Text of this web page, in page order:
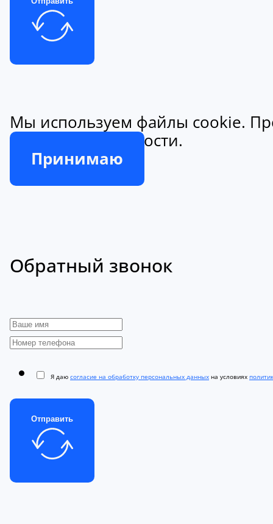
Мы используем файлы cookie.
конфиденциальности.
Принимаю
Обратный звонок
Я даю согласие на обработку персональных данных на условиях
Отправить